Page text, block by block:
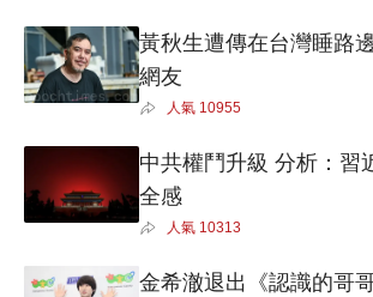
黃秋生遭傳在台灣睡路
網友
人氣 10955
中共權鬥升級 分析：習
全感
人氣 10313
金希澈退出《認識的哥